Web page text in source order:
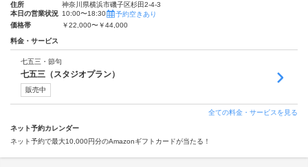
住所
神奈川県横浜市磯子区杉田2-4-3
本日の営業状況 10:00〜18:30
予約空きあり
価格帯
￥22,000〜￥44,000
料金・サービス
七五三・節句
七五三（スタジオプラン）
販売中
全ての料金・サービスを見る
ネット予約カレンダー
ネット予約で最大10,000円分のAmazonギフトカードが当たる！